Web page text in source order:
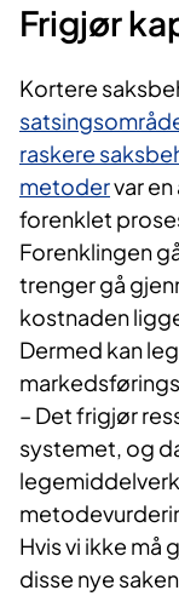
Frigjør
Kortere
raskere
metodervar
forenklet
Forenklingen
trenger gå
kostnaden
Dermed kan
– Det frigjør
systemet, og
Hvis vi ikke må
disse nye